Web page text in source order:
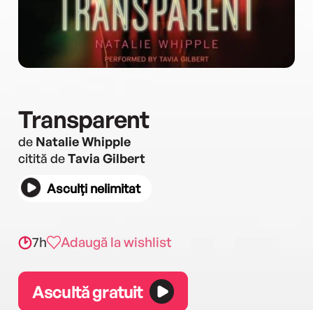
Transparent
de Natalie Whipple
citită deTavia Gilbert
Asculți nelimitat
7h Adaugă la wishlist
Ascultă gratuit